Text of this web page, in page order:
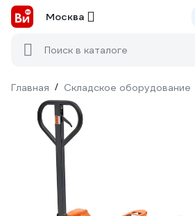
Москва
Поиск в каталоге
Главная / Складское оборудование